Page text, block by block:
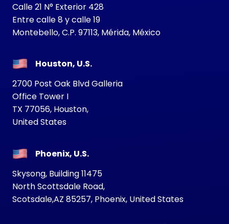
Calle 21 N° Exterior 428
Entre calle 8 y calle 19
Montebello, C.P. 97113, Mérida, México
Houston, U.S.
2700 Post Oak Blvd Galleria
Office Tower I
TX 77056, Houston,
United States
Phoenix, U.S.
Skysong, Building 11475
North Scottsdale Road,
Scotsdale,AZ 85257, Phoenix, United States